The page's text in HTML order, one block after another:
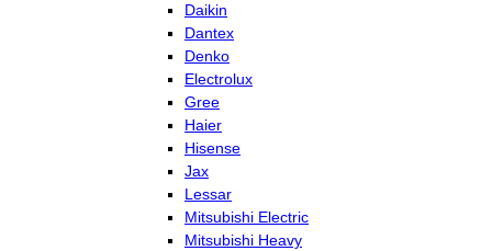
Daikin
Dantex
Denko
Electrolux
Gree
Haier
Hisense
Jax
Lessar
Mitsubishi Electric
Mitsubishi Heavy